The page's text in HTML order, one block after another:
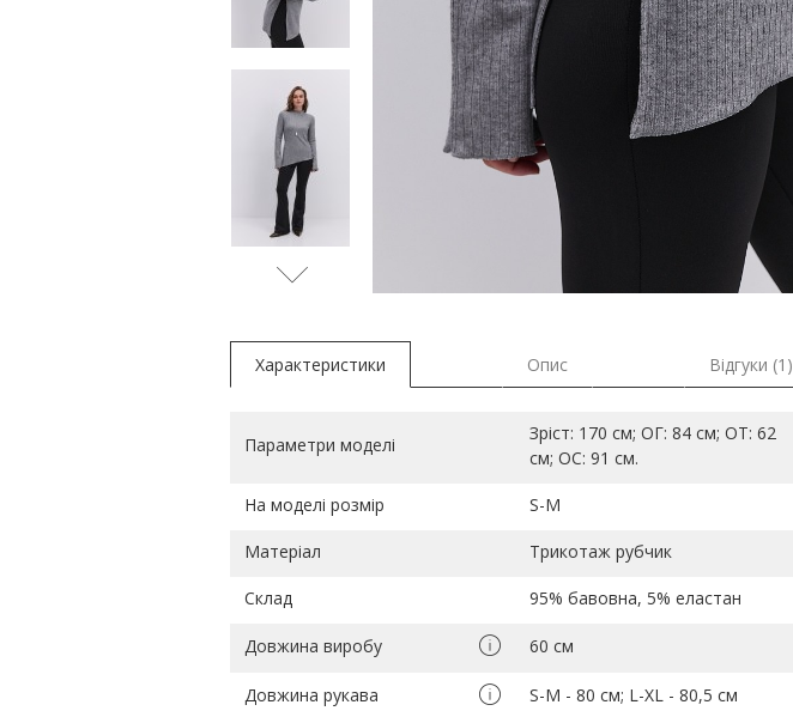
Характеристики Опис Відгуки (1)
Параметри моделі
Зріст: 170 см; ОГ: 84 см; ОТ: 62
см; ОС: 91 см.
На моделі розмір S-M
Матеріал Трикотаж рубчик
Склад 95% бавовна, 5% еластан
Довжина виробу 60 см
Довжина рукава S-M - 80 см; L-ХL - 80,5 см